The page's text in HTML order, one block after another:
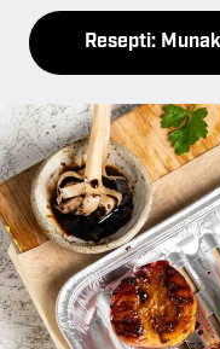
Resepti: